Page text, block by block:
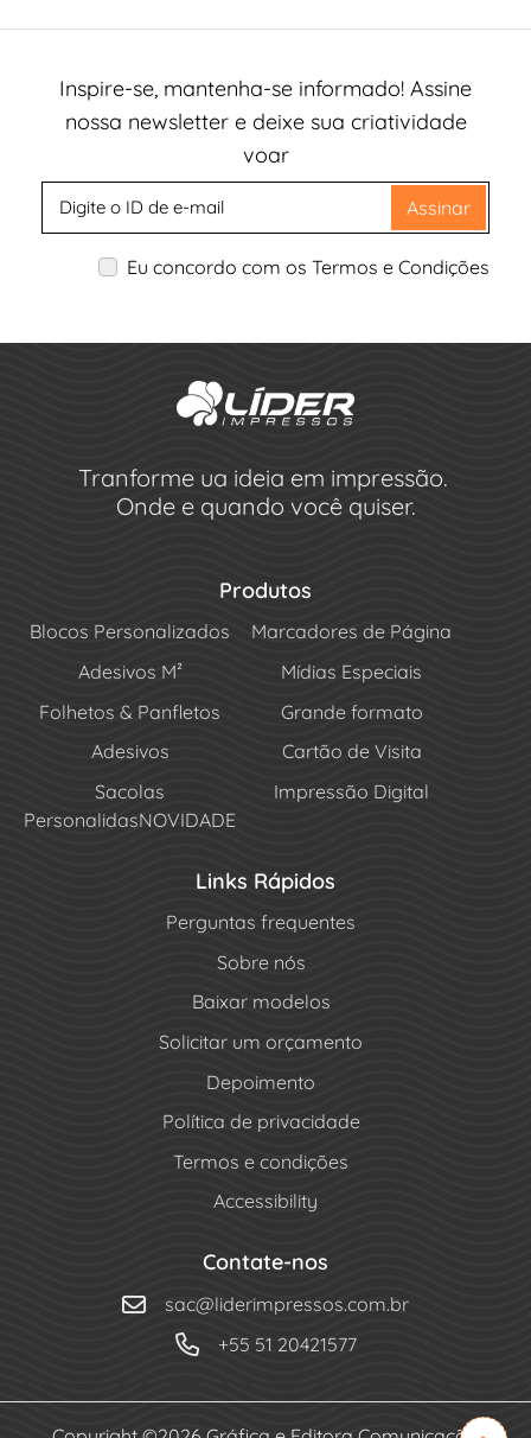
Inspire-se, mantenha-se informado! Assine
nossa newsletter e deixe sua criatividade
voar
Assinar
Eu concordo com os Termos e Condições
Tranforme ua ideia em impressão.
Onde e quando você quiser.
Produtos
Blocos Personalizados
Marcadores de Página
Adesivos M²
Mídias Especiais
Folhetos & Panfletos
Grande formato
Adesivos
Cartão de Visita
Sacolas
PersonalidasNOVIDADE
Impressão Digital
Links Rápidos
Perguntas frequentes
Sobre nós
Baixar modelos
Solicitar um orçamento
Depoimento
Política de privacidade
Termos e condições
Accessibility
Contate-nos
sac@liderimpressos.com.br
+55 51 20421577